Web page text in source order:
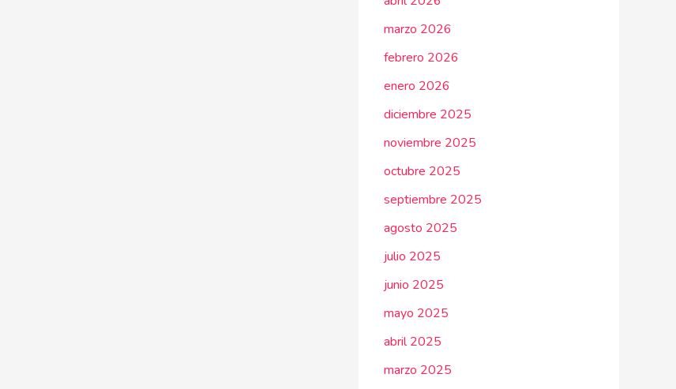
marzo 2026
febrero 2026
enero 2026
diciembre 2025
noviembre 2025
octubre 2025
septiembre 2025
agosto 2025
julio 2025
junio 2025
mayo 2025
abril 2025
marzo 2025